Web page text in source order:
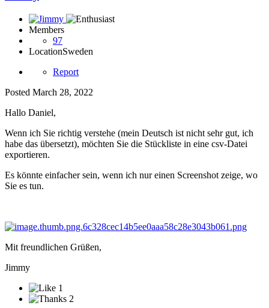
Members
97
LocationSweden
Report
Posted March 28, 2022
Hallo Daniel,
Wenn ich Sie richtig verstehe (mein Deutsch ist nicht sehr gut, ich
habe das übersetzt), möchten Sie die Stückliste in eine csv-Datei
exportieren.
Es könnte einfacher sein, wenn ich nur einen Screenshot zeige, wo
Sie es tun.
Mit freundlichen Grüßen,
Jimmy
1
2